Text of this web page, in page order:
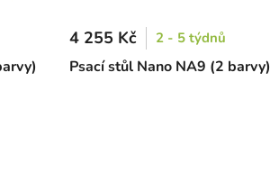
Psací stůl Nano NA9 (2 barvy)
4 255 Kč 2 - 5 týdnů